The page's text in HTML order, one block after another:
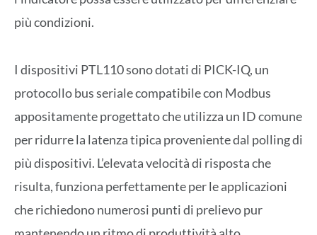
più condizioni.
I dispositivi PTL110 sono dotati di PICK-IQ, un
protocollo bus seriale compatibile con Modbus
appositamente progettato che utilizza un ID comune
per ridurre la latenza tipica proveniente dal polling di
più dispositivi. L’elevata velocità di risposta che
risulta, funziona perfettamente per le applicazioni
che richiedono numerosi punti di prelievo pur